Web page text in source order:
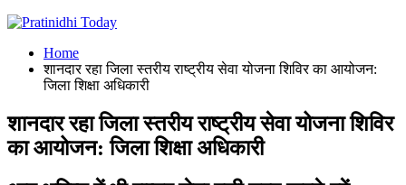
Home
शानदार रहा जिला स्तरीय राष्ट्रीय सेवा योजना शिविर का आयोजन:
जिला शिक्षा अधिकारी
शानदार रहा जिला स्तरीय राष्ट्रीय सेवा योजना शिविर
का आयोजन: जिला शिक्षा अधिकारी